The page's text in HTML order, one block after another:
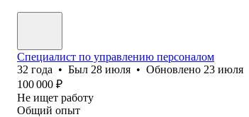
Специалист по управлению персоналом
32 года • Был 28 июля • Обновлено 23 июля
100 000 ₽
Не ищет работу
Общий опыт